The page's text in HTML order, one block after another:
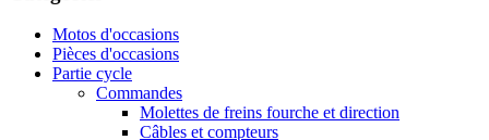
Motos d'occasions
Pièces d'occasions
Partie cycle
Commandes
Molettes de freins fourche et direction
Câbles et compteurs